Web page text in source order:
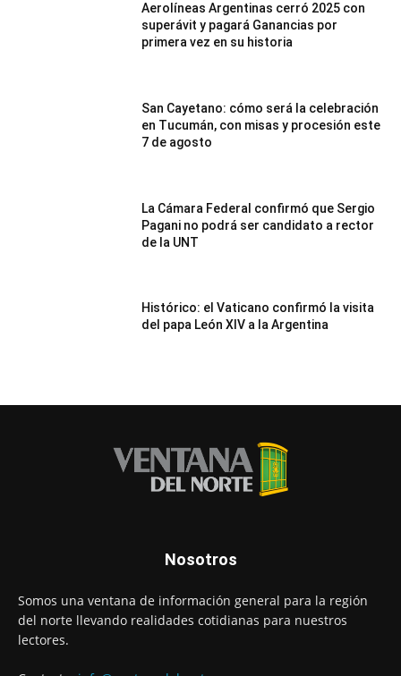
Aerolíneas Argentinas cerró 2025 con
superávit y pagará Ganancias por
primera vez en su historia
San Cayetano: cómo será la celebración
en Tucumán, con misas y procesión este
7 de agosto
La Cámara Federal confirmó que Sergio
Pagani no podrá ser candidato a rector
de la UNT
Histórico: el Vaticano confirmó la visita
del papa León XIV a la Argentina
Nosotros
Somos una ventana de información general para la región
del norte llevando realidades cotidianas para nuestros
lectores.